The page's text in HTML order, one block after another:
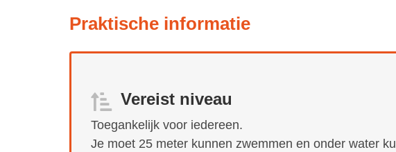
Praktische informatie
Vereist niveau
Toegankelijk voor iedereen.
Je moet 25 meter kunnen zwemmen en onder water